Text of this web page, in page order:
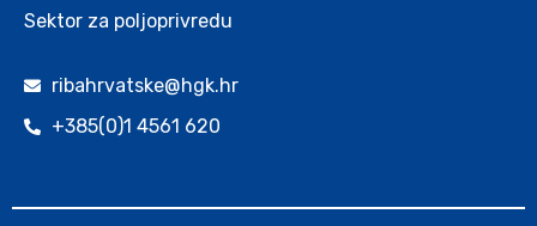
Sektor za poljoprivredu
ribahrvatske@hgk.hr
+385(0)1 4561 620